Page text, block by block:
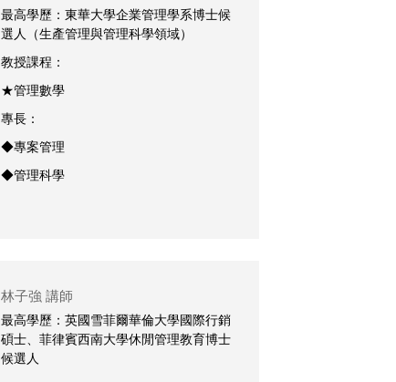
最高學歷：東華大學企業管理學系博士候
選人（生產管理與管理科學領域）
教授課程：
★管理數學
專長：
◆專案管理
◆管理科學
林子強 講師
最高學歷：英國雪菲爾華倫大學國際行銷
碩士、菲律賓西南大學休閒管理教育博士
候選人